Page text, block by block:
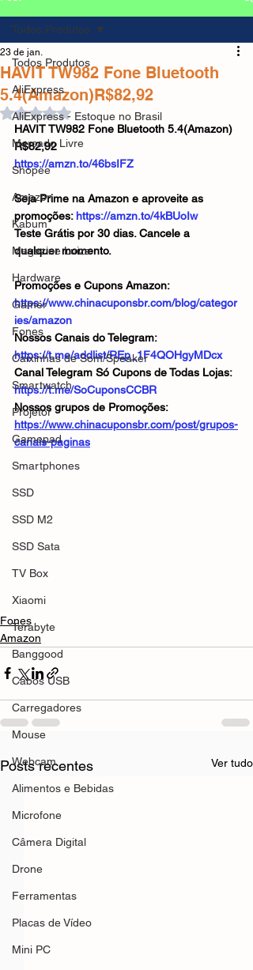
Todos Produtos
AliExpress
AliExpress - Estoque no Brasil
Mercado Livre
Shopee
Amazon
Kabum
Magazine Luiza
Hardware
Gamer
Fones
Caixinhas de Som/Speaker
Smartwatch
Projetor
Gamepad
Smartphones
SSD
SSD M2
SSD Sata
TV Box
Xiaomi
Terabyte
Banggood
Cabos USB
Carregadores
Mouse
Webcam
Alimentos e Bebidas
Microfone
Câmera Digital
Drone
Ferramentas
Placas de Vídeo
Mini PC
Todos Produtos
HAVIT TW982 Fone Bluetooth
5.4(Amazon)R$82,92
23 de jan.
Avaliado com NaN de 5 estrelas.
HAVIT TW982 Fone Bluetooth 5.4(Amazon)
R$82,92
https://amzn.to/46bsIFZ
Seja Prime na Amazon e aproveite as
promoções: https://amzn.to/4kBUoIw
Teste Grátis por 30 dias. Cancele a
qualquer momento.
Promoções e Cupons Amazon:
https://www.chinacuponsbr.com/blog/categor
ies/amazon
Nossos Canais do Telegram:
https://t.me/addlist/REp_1F4QOHgyMDcx
Canal Telegram Só Cupons de Todas Lojas:
https://t.me/SoCuponsCCBR
Nossos grupos de Promoções:
https://www.chinacuponsbr.com/post/grupos-
canais-paginas
Fones
Amazon
Posts recentes Ver tudo